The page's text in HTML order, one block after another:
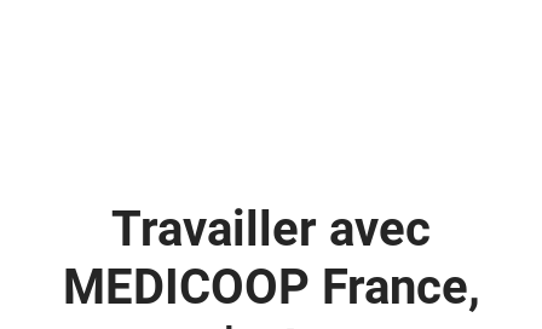
Travailler avec
MEDICOOP France,